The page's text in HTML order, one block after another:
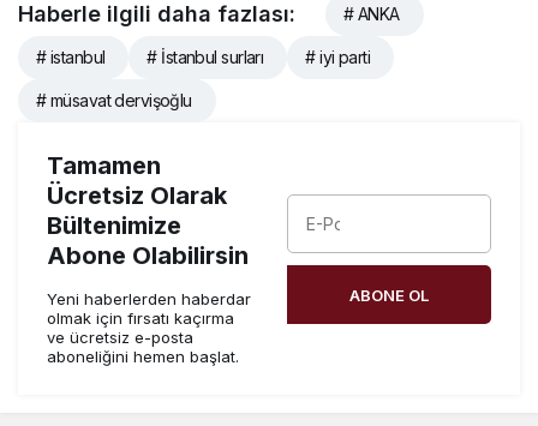
Haberle ilgili daha fazlası: # ANKA
# istanbul # İstanbul surları # iyi parti
# müsavat dervişoğlu
Tamamen
Ücretsiz Olarak
Bültenimize
Abone Olabilirsin
Yeni haberlerden haberdar
olmak için fırsatı kaçırma
ve ücretsiz e-posta
aboneliğini hemen başlat.
ABONE OL